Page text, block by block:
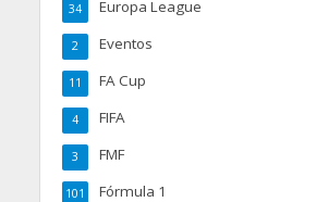
Europa League
34
Eventos
2
FA Cup
11
FIFA
4
FMF
3
Fórmula 1
101